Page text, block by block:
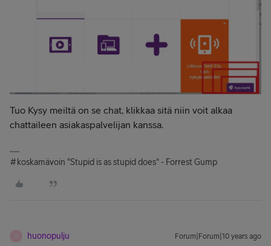
Tuo Kysy meiltä on se chat, klikkaa sitä niin voit alkaa
chattaileen asiakaspalvelijan kanssa.
#koskamävoin "Stupid is as stupid does" - Forrest Gump
huonopulju Forum|Forum|10 years ago